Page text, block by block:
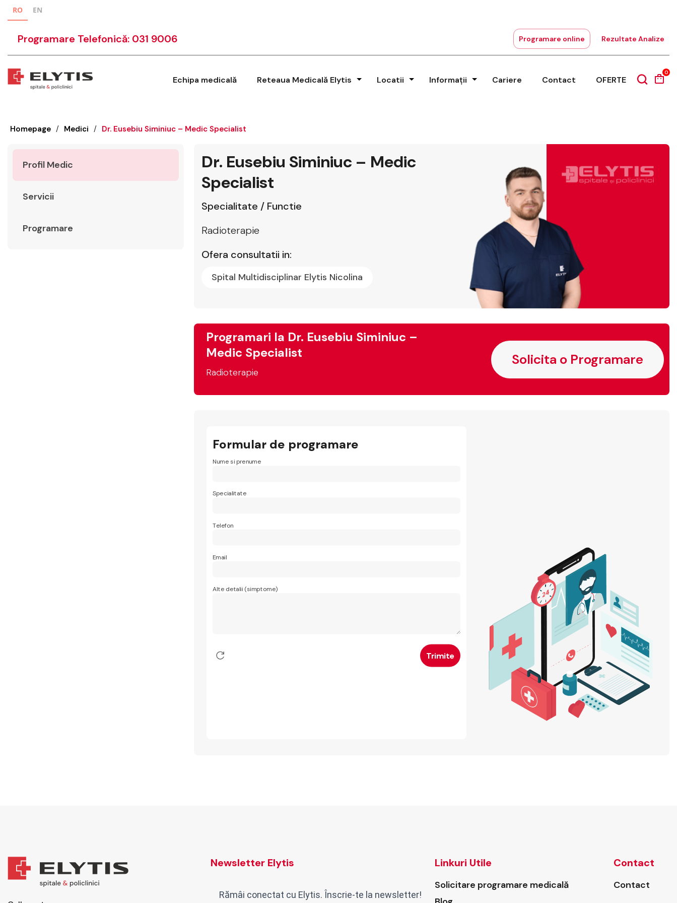
RO EN
Programare Telefonică: 031 9006 Programare online Rezultate Analize
Echipa medicală Reteaua Medicală Elytis Locatii Informații Cariere Contact OFERTE
0
Homepage / Medici / Dr. Eusebiu Siminiuc – Medic Specialist
Profil Medic
Servicii
Programare
Dr. Eusebiu Siminiuc – Medic
Specialist
Specialitate / Functie
Radioterapie
Ofera consultatii in:
Spital Multidisciplinar Elytis Nicolina
Programari la Dr. Eusebiu Siminiuc –
Medic Specialist
Radioterapie
Solicita o Programare
Formular de programare
Nume si prenume
Specialitate
Telefon
Email
Alte detalii (simptome)
Newsletter Elytis
Rămâi conectat cu Elytis. Înscrie-te la newsletter!
Linkuri Utile
Solicitare programare medicală
Contact
Contact